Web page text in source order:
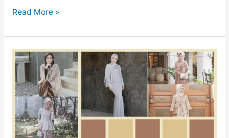
Inspirasi
Kondangan
Hijab
Dengan
Berbagai
Macam
Style
Read More »